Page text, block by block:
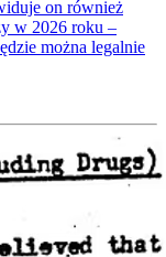
on również
w 2026 roku –
można legalnie